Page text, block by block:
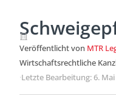
Veröffentlicht von MTR
Wirtschaftsrechtliche
·Letzte Bearbeitung: 6. Mai